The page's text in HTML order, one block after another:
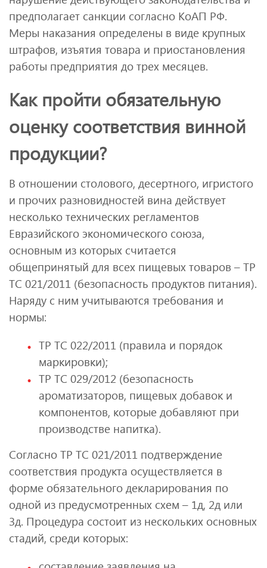
предполагает санкции согласно КоАП РФ.
Меры наказания определены в виде крупных
штрафов, изъятия товара и приостановления
работы предприятия до трех месяцев.
Как пройти обязательную
оценку соответствия винной
продукции?
В отношении столового, десертного, игристого
и прочих разновидностей вина действует
несколько технических регламентов
Евразийского экономического союза,
основным из которых считается
общепринятый для всех пищевых товаров – ТР
ТС 021/2011 (безопасность продуктов питания).
Наряду с ним учитываются требования и
нормы:
ТР ТС 022/2011 (правила и порядок
маркировки);
ТР ТС 029/2012 (безопасность
ароматизаторов, пищевых добавок и
компонентов, которые добавляют при
производстве напитка).
Согласно ТР ТС 021/2011 подтверждение
соответствия продукта осуществляется в
форме обязательного декларирования по
одной из предусмотренных схем – 1д, 2д или
3д. Процедура состоит из нескольких основных
стадий, среди которых: